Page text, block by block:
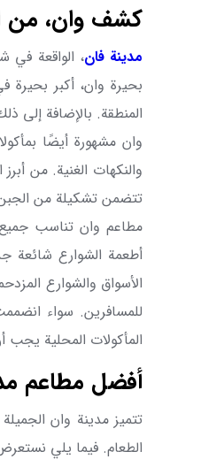
كشف وان، من
مدينة فان، الواقعة في
بحيرة وان، أكبر بحيرة
المنطقة. بالإضافة إلى
وان مشهورة أيضًا
والنكهات الغنية. من
تتضمن تشكيلة من الجبن
مطاعم وان تناسب جميع
أطعمة الشوارع شائعة
الأسواق والشوارع
للمسافرين. سواء
المأكولات المحلية
أفضل مطاعم
تتميز مدينة وان
الطعام. فيما يلي